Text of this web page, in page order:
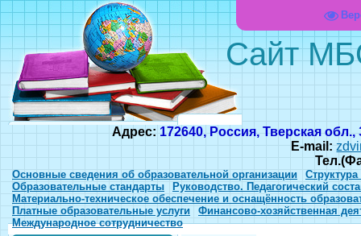
Сайт
Адрес: 172640, Россия, Тверская
E-mail:
Основные сведения об образовательной организации
Образовательные стандарты
Руководство. Педагогический
Материально-техническое обеспечение и оснащённость
Платные образовательные услуги
Финансово-хозяйственная
Международное сотрудничество